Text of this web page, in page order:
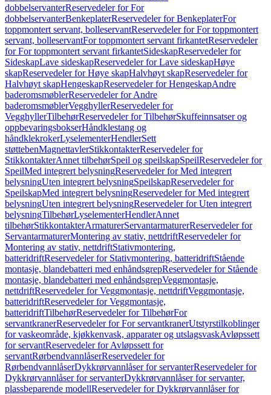
dobbelservanterReservedeler for For
dobbelservanterBenkeplaterReservedeler for BenkeplaterFor
toppmontert servant, bolleservantReservedeler for For toppmontert
servant, bolleservantFor toppmontert servant firkantetReservedeler
for For toppmontert servant firkantetSideskapReservedeler for
SideskapLave sideskapReservedeler for Lave sideskapHøye
skapReservedeler for Høye skapHalvhøyt skapReservedeler for
Halvhøyt skapHengeskapReservedeler for HengeskapAndre
baderomsmøblerReservedeler for Andre
baderomsmøblerVegghyllerReservedeler for
VegghyllerTilbehørReservedeler for TilbehørSkuffeinnsatser og
oppbevaringsbokserHåndklestang og
håndklekrokerLyselementerHendlerSett
støttebenMagnettavlerStikkontakterReservedeler for
StikkontakterAnnet tilbehørSpeil og speilskapSpeilReservedeler for
SpeilMed integrert belysningReservedeler for Med integrert
belysningUten integrert belysningSpeilskapReservedeler for
SpeilskapMed integrert belysningReservedeler for Med integrert
belysningUten integrert belysningReservedeler for Uten integrert
belysningTilbehørLyselementerHendlerAnnet
tilbehørStikkontakterArmaturerServantarmaturerReservedeler for
ServantarmaturerMontering av stativ, nettdriftReservedeler for
Montering av stativ, nettdriftStativmontering,
batteridriftReservedeler for Stativmontering, batteridriftStående
montasje, blandebatteri med enhåndsgrepReservedeler for Stående
montasje, blandebatteri med enhåndsgrepVeggmontasje,
nettdriftReservedeler for Veggmontasje, nettdriftVeggmontasje,
batteridriftReservedeler for Veggmontasje,
batteridriftTilbehørReservedeler for TilbehørFor
servantkranerReservedeler for For servantkranerUtstyrstilkoblinger
for vaskeområde, kjøkkenvask, apparater og utslagsvaskAvløpssett
for servantReservedeler for Avløpssett for
servantRørbendvannlåserReservedeler for
RørbendvannlåserDykkrørvannlåser for servanterReservedeler for
Dykkrørvannlåser for servanterDykkrørvannlåser for servanter,
plassbeparende modellReservedeler for Dykkrørvannlåser for